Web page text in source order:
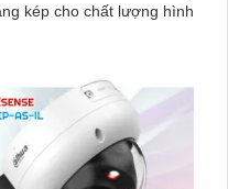
kép cho chất lượng hình